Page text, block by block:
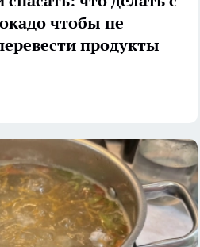
чтобы не
продукты